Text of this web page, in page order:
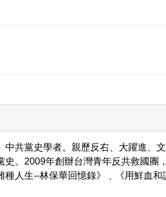
中共黨史學者。親歷反右、大躍進、
史。2009年創辦台灣青年反共救國團
種人生--林保華回憶錄》﹑《用鮮血和